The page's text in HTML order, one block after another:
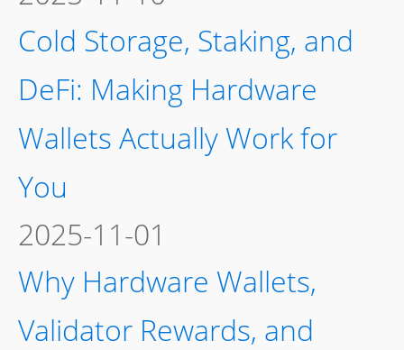
Cold Storage, Staking, and
DeFi: Making Hardware
Wallets Actually Work for
You
2025-11-01
Why Hardware Wallets,
Validator Rewards, and